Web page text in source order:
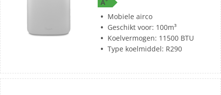
A
Mobiele airco
Geschikt voor: 100m³
Koelvermogen: 11500 BTU
Type koelmiddel: R290